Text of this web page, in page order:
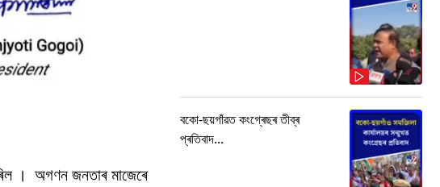
। অগণন জনতাৰ মাজেৰে
বকো-ছয়গাঁৱত কংগ্ৰেছৰ তীব্ৰ
প্ৰতিবাদ...